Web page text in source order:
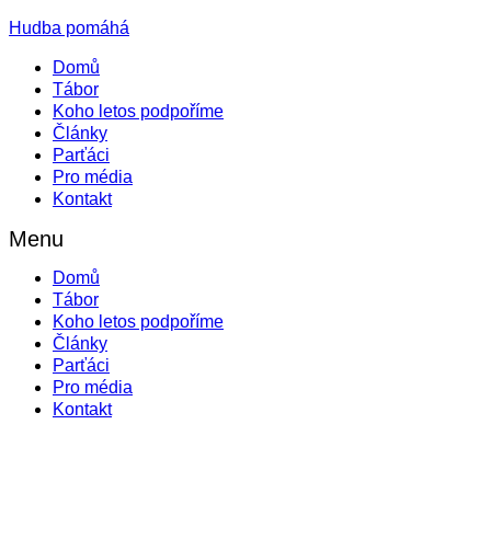
Hudba pomáhá
Domů
Tábor
Koho letos podpoříme
Články
Parťáci
Pro média
Kontakt
Menu
Domů
Tábor
Koho letos podpoříme
Články
Parťáci
Pro média
Kontakt